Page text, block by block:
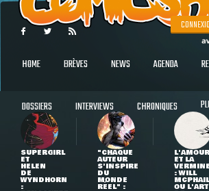
HOME BRÈVES NEWS AGENDA
DOSSIERS INTERVIEWS CHRONIQUES
SUPERGIRL
ET
HELEN
DE
WYNDHORN
:
"CHAQUE
AUTEUR
S'INSPIRE
DU
MONDE
RÉEL" :
L'AMOUR
ET LA
VERMINE
: WILL
OU L'ART